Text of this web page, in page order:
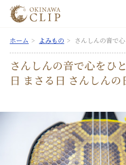
ホーム よみもの さんしんの音で
さんしんの音で心をひ
日 まさる日 さんしんの